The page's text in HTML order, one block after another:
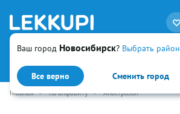
Ваш город Новосибирск? Выбрать район
Все верно Сменить город
Искать
Главная • по алфавиту • Анастрозол